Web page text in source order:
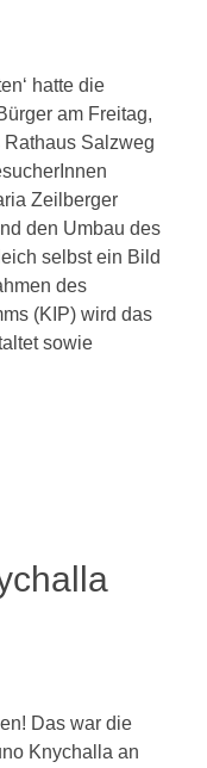
hatte die
am Freitag,
Rathaus Salzweg
Zeilberger
den Umbau des
selbst ein Bild
des
(KIP) wird das
sowie
Das war die
Knychalla an